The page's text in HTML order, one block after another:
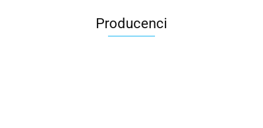
Producenci